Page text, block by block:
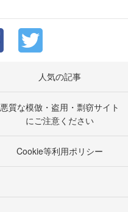
人気の記事
悪質な模倣・盗用・剽窃サイト
にご注意ください
Cookie等利用ポリシー